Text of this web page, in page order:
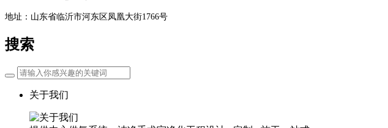
地址：山东省临沂市河东区凤凰大街1766号
搜索
关于我们